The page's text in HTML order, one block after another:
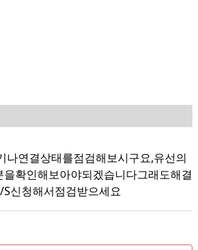
나연결상태를점검해보시구요,유선의
확인해보아야되겠습니다그래도해결
신청해서점검받으세요